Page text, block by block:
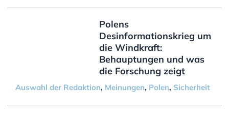
Polens
Desinformationskrieg um
die Windkraft:
Behauptungen und was
die Forschung zeigt
Auswahl der Redaktion, Meinungen, Polen, Sicherheit